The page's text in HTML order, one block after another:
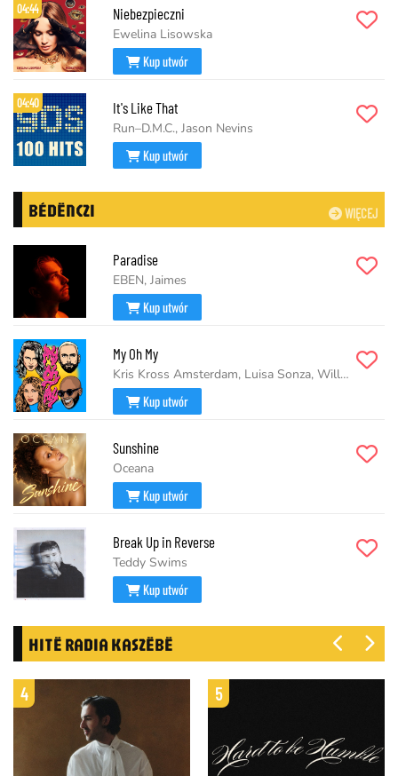
04:44 Niebezpieczni
Ewelina Lisowska
Kup utwór
04:40 It's Like That
Run–D.M.C., Jason Nevins
Kup utwór
WIĘCEJ
BÉDËNCZI
Paradise
EBEN, Jaimes
Kup utwór
My Oh My
Kris Kross Amsterdam, Luisa Sonza, Willy William
Kup utwór
Sunshine
Oceana
Kup utwór
Break Up in Reverse
Teddy Swims
Kup utwór
HITË RADIA KASZËBË
4 5